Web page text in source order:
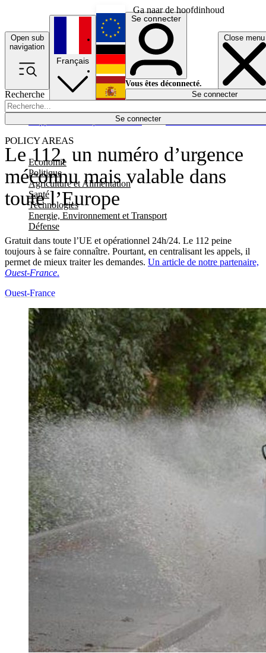
Ga naar de hoofdinhoud
Open sub
navigation
Close menu
Recherche
Se connecter
POLICY AREAS
Economie
Politique
Agriculture et Alimentation
Santé
Technologies
Energie, Environnement et Transport
Défense
Économie
Français
English
Deutsch
Español
Se connecter
Vous êtes déconnecté.
Se connecter
Le 112, un numéro d’urgence
méconnu mais valable dans
toute l’Europe
Gratuit dans toute l’UE et opérationnel 24h/24. Le 112 peine
toujours à se faire connaître. Pourtant, en centralisant les appels, il
permet de mieux traiter les demandes. Un article de notre partenaire,
Ouest-France.
Ouest-France